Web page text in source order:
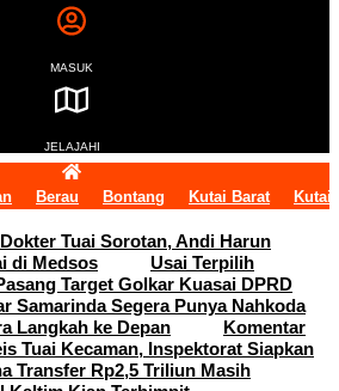
MASUK
JELAJAHI
Berau Bontang Kutai Barat Kutai
Tuai Sorotan, Andi Harun
di Medsos
Usai Terpilih
Target Golkar Kuasai DPRD
Samarinda Segera Punya Nahkoda
Langkah ke Depan
Komentar
Tuai Kecaman, Inspektorat Siapkan
Transfer Rp2,5 Triliun Masih